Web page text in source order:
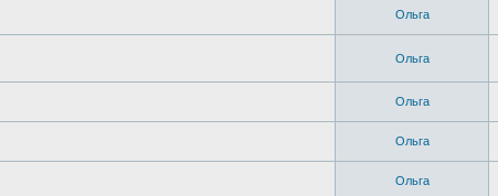
Ольга
Ольга
Ольга
Ольга
Ольга